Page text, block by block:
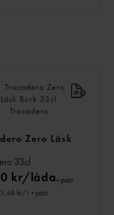
Zero Läsk
33cl
kr/låda+ pant
kr/ l + pant